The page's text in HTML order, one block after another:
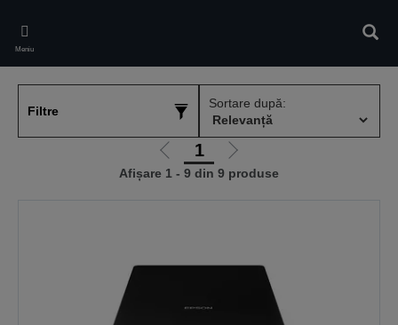
main
content
Meniu
Filtre
Sortare după:
Mergi
la
1
Mergi
la
Afișare 1 - 9 din 9 produse